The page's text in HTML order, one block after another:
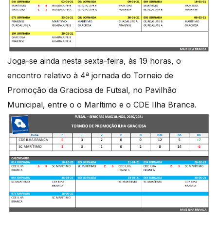
Joga-se ainda nesta sexta-feira, às 19 horas, o
encontro relativo à 4ª jornada do Torneio de
Promoção da Graciosa de Futsal, no Pavilhão
Municipal, entre o o Marítimo e o CDE Ilha Branca.